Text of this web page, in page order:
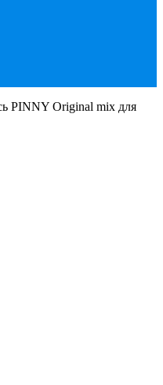
PINNY Original mix для